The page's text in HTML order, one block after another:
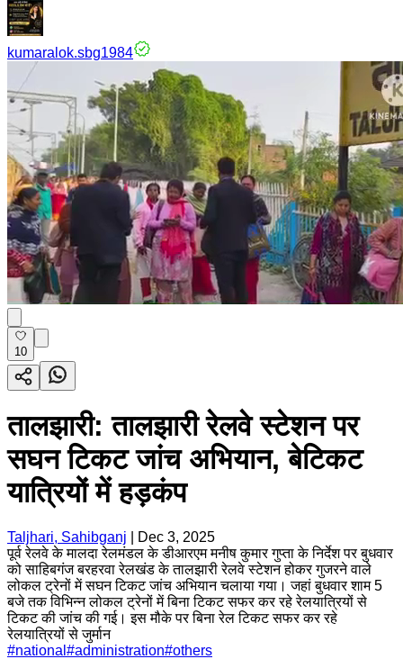
kumaralok.sbg1984
10
तालझारी: तालझारी रेलवे स्टेशन पर
सघन टिकट जांच अभियान, बेटिकट
यात्रियों में हड़कंप
Taljhari, Sahibganj
Dec 3, 2025
पूर्व रेलवे के मालदा रेलमंडल के डीआरएम मनीष कुमार गुप्ता के निर्देश पर बुधवार
को साहिबगंज बरहरवा रेलखंड के तालझारी रेलवे स्टेशन होकर गुजरने वाले
लोकल ट्रेनों में सघन टिकट जांच अभियान चलाया गया। जहां बुधवार शाम 5
बजे तक विभिन्न लोकल ट्रेनों में बिना टिकट सफर कर रहे रेलयात्रियों से
टिकट की जांच की गई। इस मौके पर बिना रेल टिकट सफर कर रहे
रेलयात्रियों से जुर्मान
#national #administration#others